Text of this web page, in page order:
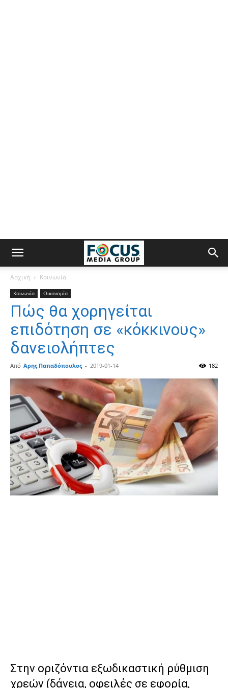
Αρχική Κοινωνία
Κοινωνία Οικονομία
Πώς θα χορηγείται
επιδότηση σε «κόκκινους»
δανειολήπτες
Από Αρης Παπαδόπουλος - 2019-01-14 182
Στην οριζόντια εξωδικαστική ρύθμιση
χρεών (δάνεια, οφειλές σε εφορία,